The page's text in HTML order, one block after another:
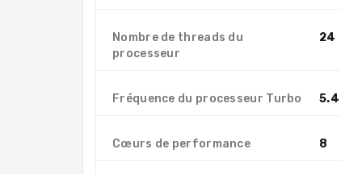
Nombre de threads du
processeur
24
Fréquence du processeur Turbo 5.4
Cœurs de performance 8